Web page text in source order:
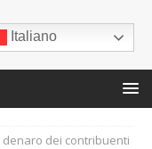
Italiano
denaro dei contribuenti